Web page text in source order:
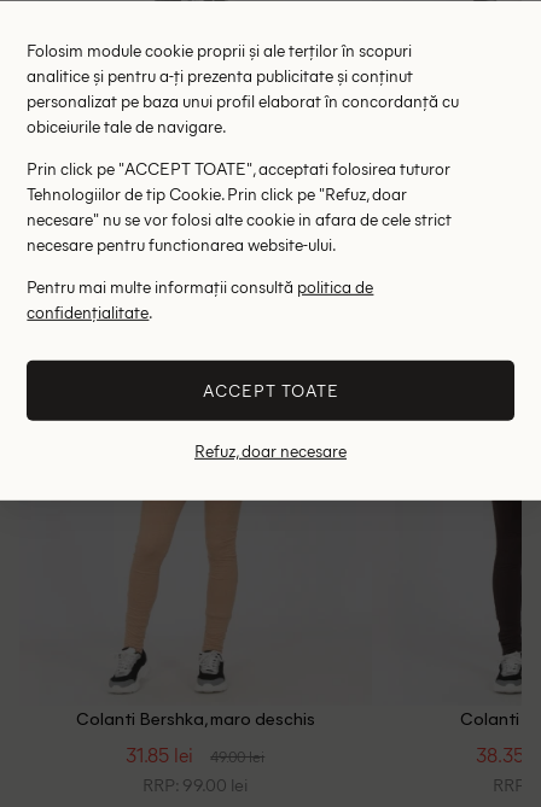
Colanti Bershka, maro inchis
49.00 lei
RRP: 99.00 lei
S M
Altii au fost interesati de
Colanti Bershka, maro deschis
31.85 lei 49.00 lei
RRP: 99.00 lei
Colanti
38.35
RRP:
Folosim module cookie proprii și ale terților în scopuri
analitice și pentru a-ți prezenta publicitate și conținut
personalizat pe baza unui profil elaborat în concordanță cu
obiceiurile tale de navigare.
Prin click pe "ACCEPT TOATE", acceptati folosirea tuturor
Tehnologiilor de tip Cookie. Prin click pe "Refuz, doar
necesare" nu se vor folosi alte cookie in afara de cele strict
necesare pentru functionarea website-ului.
Pentru mai multe informații consultă politica de
confidențialitate.
ACCEPT TOATE
Refuz, doar necesare